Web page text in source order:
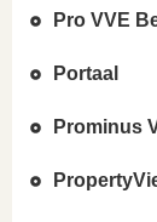
Pro VVE
Portaal
Prominus